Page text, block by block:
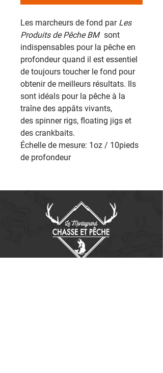
Les marcheurs de fond par Les
Produits de Pêche BM sont
indispensables pour la pêche en
profondeur quand il est essentiel
de toujours toucher le fond pour
obtenir de meilleurs résultats. Ils
sont idéals pour la pêche à la
traîne des appâts vivants,
des spinner rigs, floating jigs et
des crankbaits.
Échelle de mesure: 1oz / 10pieds
de profondeur